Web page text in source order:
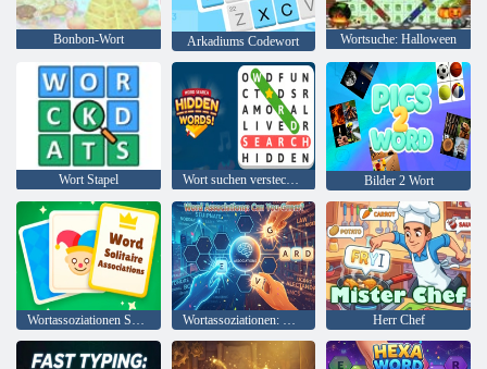
Bonbon-Wort Arkadiums Codewort Wortsuche: Halloween
Wort Stapel Wort suchen versteckte Wörter Bilder 2 Wort
Wortassoziationen Solitaire Wortassoziationen: Können Sie es erraten? Herr Chef